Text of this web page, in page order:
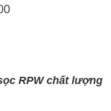
RPW chất lượng